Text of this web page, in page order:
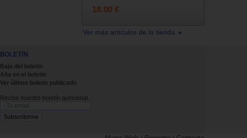
18.00 €
Ver más artículos de la tienda
BOLETÍN
Baja del boletin
Alta en el boletin
Ver último boletin publicado
Recibe nuestro boletín quincenal.